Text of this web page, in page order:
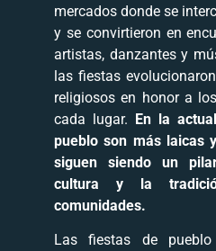
mercados donde se
y se convirtieron en
artistas, danzantes y
las fiestas
religiosos en honor a
cada lugar. En la
pueblo son más laicas
siguen siendo un
cultura y la
comunidades.
Las fiestas de